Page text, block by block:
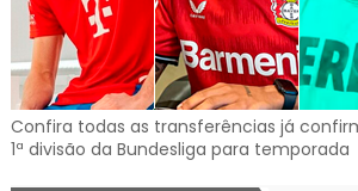
Confira todas as transferências já
1ª divisão da Bundesliga para temporada